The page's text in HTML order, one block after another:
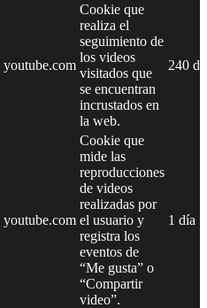
youtube.com
Cookie que
realiza el
seguimiento de
los videos
visitados que
se encuentran
incrustados en
la web.
240
youtube.com
Cookie que
mide las
reproducciones
de videos
realizadas por
el usuario y
registra los
eventos de
“Me gusta” o
“Compartir
video”.
1 día